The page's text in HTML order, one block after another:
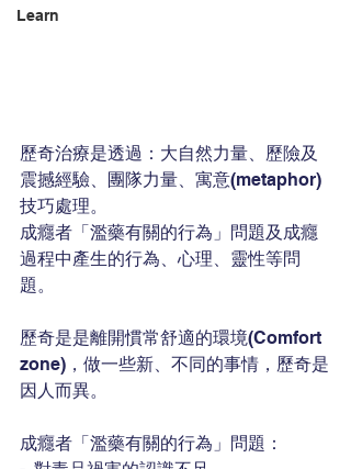
Learn
歷奇治療是透過：大自然力量、歷險及
震撼經驗、團隊力量、寓意(metaphor)
技巧處理。
成癮者「濫藥有關的行為」問題及成癮
過程中產生的行為、心理、靈性等問
題。
歷奇是是離開慣常舒適的環境(Comfort
zone)，做一些新、不同的事情，歷奇是
因人而異。
成癮者「濫藥有關的行為」問題：